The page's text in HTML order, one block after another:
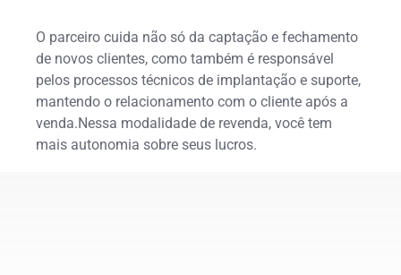
O parceiro cuida não só da captação e fechamento
de novos clientes, como também é responsável
pelos processos técnicos de implantação e suporte,
mantendo o relacionamento com o cliente após a
venda.Nessa modalidade de revenda, você tem
mais autonomia sobre seus lucros.